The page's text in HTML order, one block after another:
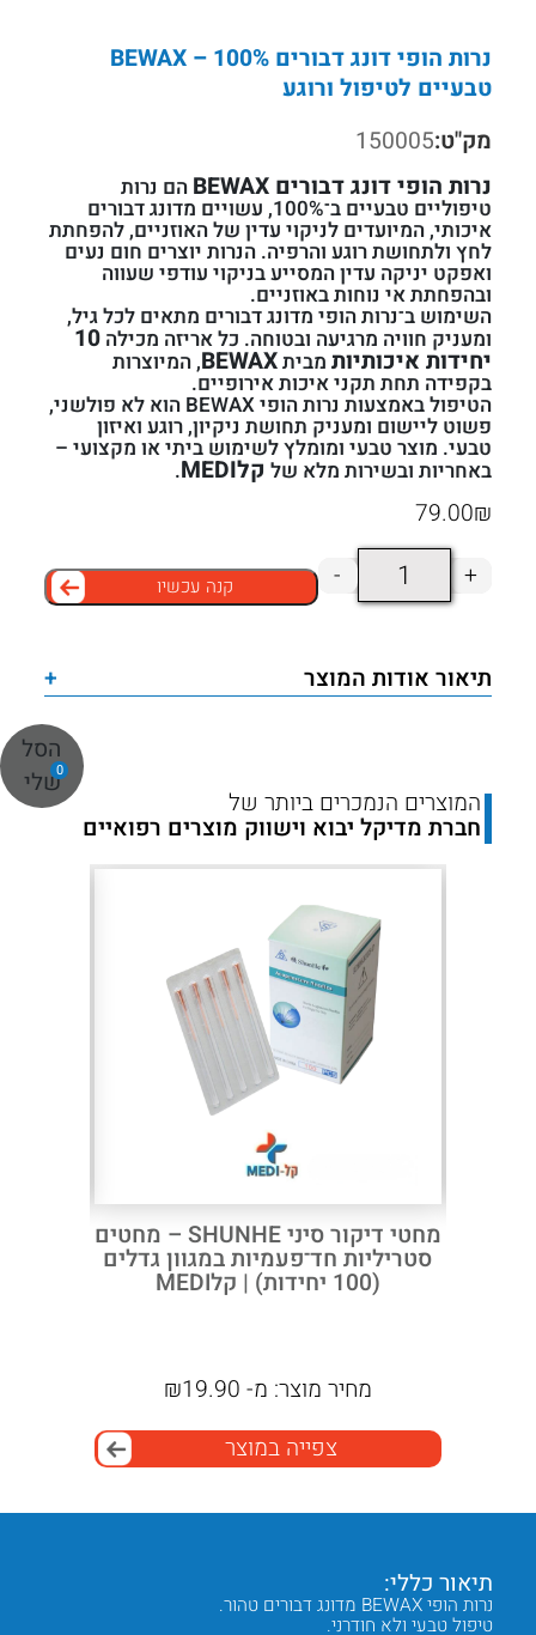
0
הסל
שלי
נרות הופי דונג דבורים BEWAX – 100%
טבעיים לטיפול ורוגע
מק"ט:150005
נרות הופי דונג דבורים BEWAX
הם נרות
טיפוליים טבעיים ב־100%, עשויים מדונג דבורים
איכותי, המיועדים לניקוי עדין של האוזניים, להפחתת
לחץ ולתחושת רוגע והרפיה. הנרות יוצרים חום נעים
ואפקט יניקה עדין המסייע בניקוי עודפי שעווה
ובהפחתת אי נוחות באוזניים.
השימוש ב־נרות הופי מדונג דבורים מתאים לכל גיל,
ומעניק חוויה מרגיעה ובטוחה. כל אריזה מכילה10
יחידות איכותיות מביתBEWAX, המיוצרות
בקפידה תחת תקני איכות אירופיים.
הטיפול באמצעות נרות הופי BEWAX הוא לא פולשני,
פשוט ליישום ומעניק תחושת ניקיון, רוגע ואיזון
טבעי. מוצר טבעי ומומלץ לשימוש ביתי או מקצועי –
באחריות ובשירות מלא של קלMEDI .
₪
79.00
+ כמות
של
הופי
דונג
–
100%
טבעיים
- קנה עכשיו
תיאור אודות המוצר +
המוצרים הנמכרים ביותר של
חברת מדיקל יבוא וישווק מוצרים רפואיים
מחטי דיקור סיני SHUNHE – מחטים
סטריליות חד־פעמיות במגוון גדלים
(100 יחידות) | קלMEDI
מחיר מוצר: מ- ₪19.90
צפייה במוצר
תיאור כללי:
נרות הופי BEWAX מדונג דבורים טהור.
טיפול טבעי ולא חודרני.